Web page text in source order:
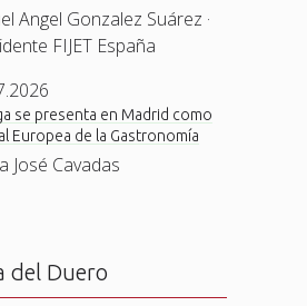
Angel Gonzalez Suárez ·
FIJET España
se presenta en Madrid como
Europea de la Gastronomía
José Cavadas
del Duero